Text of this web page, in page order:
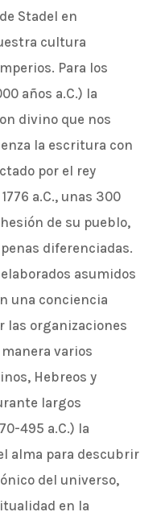
Stadel en
cultura
Para los
años a.C.) la
divino que nos
la escritura con
por el rey
a.C., unas 300
de su pueblo,
diferenciadas.
asumidos
una conciencia
las organizaciones
varios
Hebreos y
largos
495 a.C.) la
alma para descubrir
del universo,
en la